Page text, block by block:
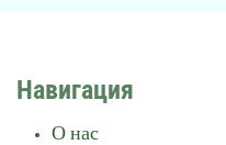
Навигация
О нас